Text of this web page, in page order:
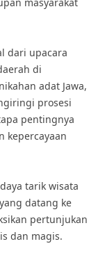
dari upacara
di
adat Jawa,
prosesi
pentingnya
kepercayaan
tarik wisata
datang ke
pertunjukan
dan magis.